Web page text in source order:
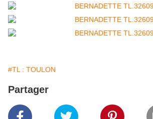
#TL : TOULON
Partager